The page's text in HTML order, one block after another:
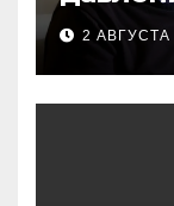
2 АВГУСТА